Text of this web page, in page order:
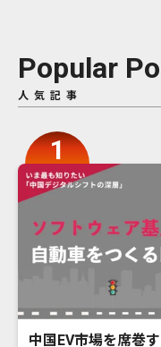
Popular
人気記事
中国EV市場を席巻